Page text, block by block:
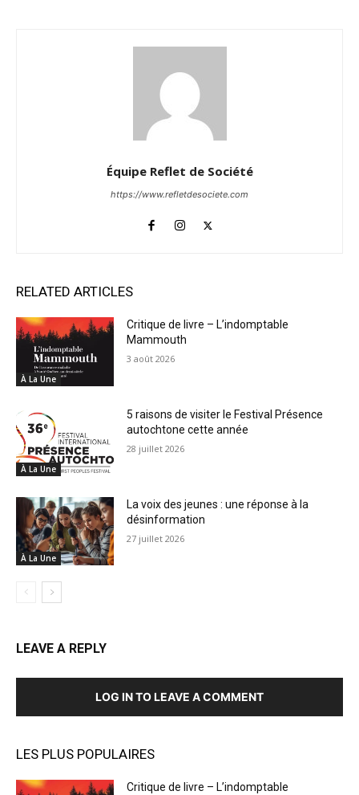
Équipe Reflet de Société
https://www.refletdesociete.com
RELATED ARTICLES
À La Une
Critique de livre – L’indomptable
Mammouth
3 août 2026
À La Une
5 raisons de visiter le Festival Présence
autochtone cette année
28 juillet 2026
À La Une
La voix des jeunes : une réponse à la
désinformation
27 juillet 2026
LEAVE A REPLY
LOG IN TO LEAVE A COMMENT
LES PLUS POPULAIRES
Critique de livre – L’indomptable